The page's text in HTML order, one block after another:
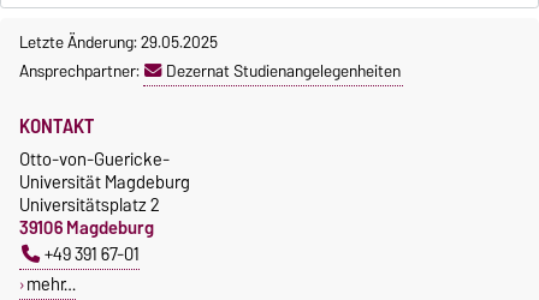
Letzte Änderung: 29.05.2025
Ansprechpartner:
Dezernat Studienangelegenheiten
KONTAKT
Otto-von-Guericke-
Universität Magdeburg
Universitätsplatz 2
39106 Magdeburg
+49 391 67-01
mehr…